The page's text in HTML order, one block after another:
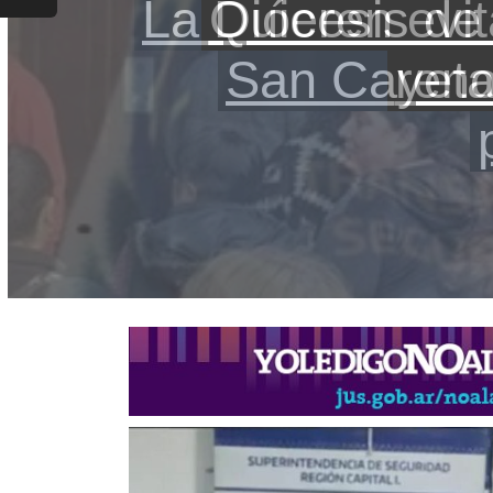
Quilmes
una joven
La Diócesis
San
Quieren